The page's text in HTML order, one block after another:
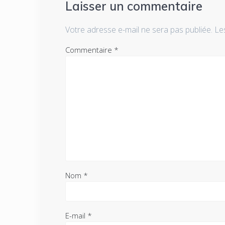
Laisser un commentaire
Votre adresse e-mail ne sera pas publiée.
Commentaire *
Nom *
E-mail *